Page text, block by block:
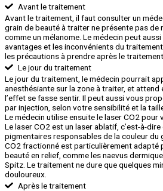
Avant le traitement
Avant le traitement, il faut consulter un
grain de beauté à traiter ne présente pas de
comme un mélanome. Le médecin peut
avantages et les inconvénients du
les précautions à prendre après le traitement.
Le jour du traitement
Le jour du traitement, le médecin pourrait
anesthésiante sur la zone à traiter, et attend
l’effet se fasse sentir. Il peut aussi vous
par injection, selon votre sensibilité et la
Le médecin utilise ensuite le laser CO2 pour
Le laser CO2 est un laser ablatif, c’est-à-
pigmentaires responsables de la couleur du
CO2 fractionné est particulièrement adapté
beauté en relief, comme les naevus
Spitz. Le traitement ne dure que quelques
douloureux.
Après le traitement